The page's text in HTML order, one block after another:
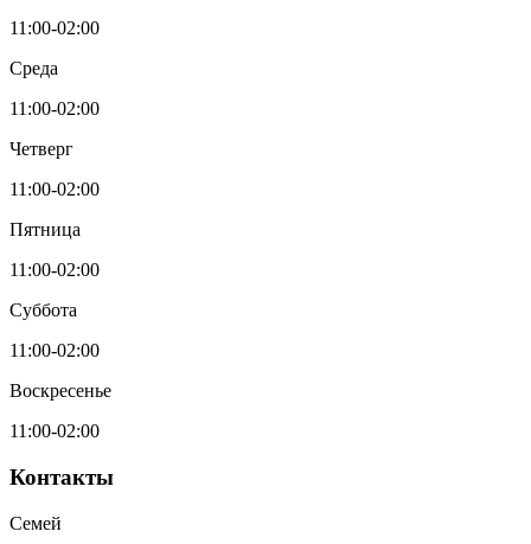
11:00-02:00
Среда
11:00-02:00
Четверг
11:00-02:00
Пятница
11:00-02:00
Суббота
11:00-02:00
Воскресенье
11:00-02:00
Контакты
Семей